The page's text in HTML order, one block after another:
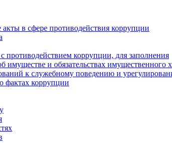
в сфере противодействия коррупции
коррупции, для заполнения
имуществе и обязательствах имущественного
к служебному поведению и
фактах коррупции